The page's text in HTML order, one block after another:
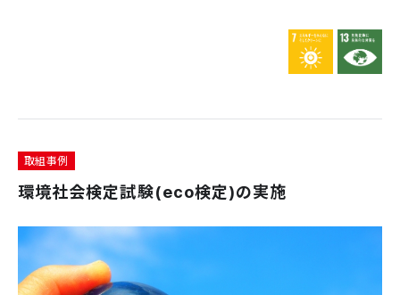
取組事例
環境社会検定試験(eco検定)の実施